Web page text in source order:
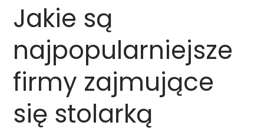
Jakie są
najpopularniejsze
firmy zajmujące
się stolarką